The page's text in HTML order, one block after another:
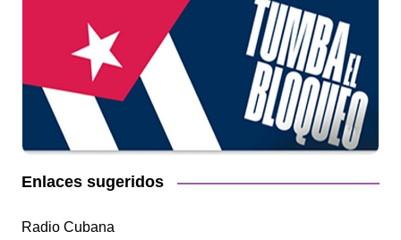
Enlaces sugeridos
Radio Cubana